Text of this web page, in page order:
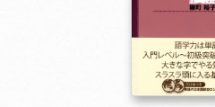
他にも商